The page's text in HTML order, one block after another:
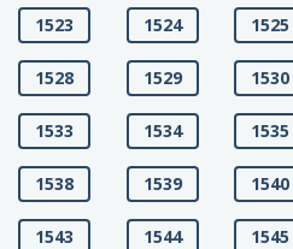
1523 1524 1525
1528 1529 1530
1533 1534 1535
1538 1539 1540
1543 1544 1545